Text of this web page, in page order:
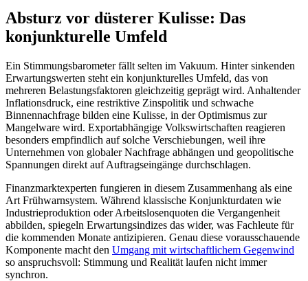
Absturz vor düsterer Kulisse: Das
konjunkturelle Umfeld
Ein Stimmungsbarometer fällt selten im Vakuum. Hinter sinkenden
Erwartungswerten steht ein konjunkturelles Umfeld, das von
mehreren Belastungsfaktoren gleichzeitig geprägt wird. Anhaltender
Inflationsdruck, eine restriktive Zinspolitik und schwache
Binnennachfrage bilden eine Kulisse, in der Optimismus zur
Mangelware wird. Exportabhängige Volkswirtschaften reagieren
besonders empfindlich auf solche Verschiebungen, weil ihre
Unternehmen von globaler Nachfrage abhängen und geopolitische
Spannungen direkt auf Auftragseingänge durchschlagen.
Finanzmarktexperten fungieren in diesem Zusammenhang als eine
Art Frühwarnsystem. Während klassische Konjunkturdaten wie
Industrieproduktion oder Arbeitslosenquoten die Vergangenheit
abbilden, spiegeln Erwartungsindizes das wider, was Fachleute für
die kommenden Monate antizipieren. Genau diese vorausschauende
Komponente macht den Umgang mit wirtschaftlichem Gegenwind
so anspruchsvoll: Stimmung und Realität laufen nicht immer
synchron.